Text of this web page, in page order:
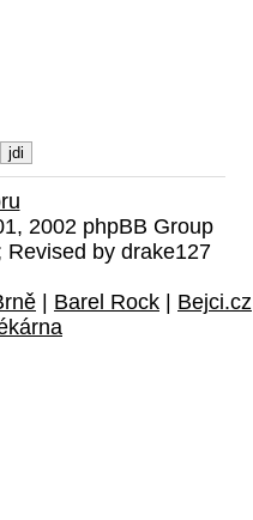
2002 phpBB Group
Revised by drake127
Barel Rock
Bejci.cz